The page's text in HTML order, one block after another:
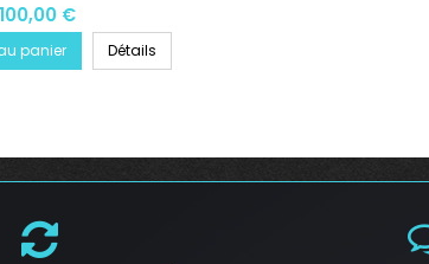
100,00 €
panier Détails